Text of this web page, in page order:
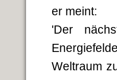
er meint:
'Der
Weltraum